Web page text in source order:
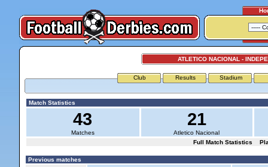
ATLETICO NACIONAL -
Club Results Stadium
Match Statistics
43
Matches
21
Atletico Nacional
Full Match Statistics
Previous matches